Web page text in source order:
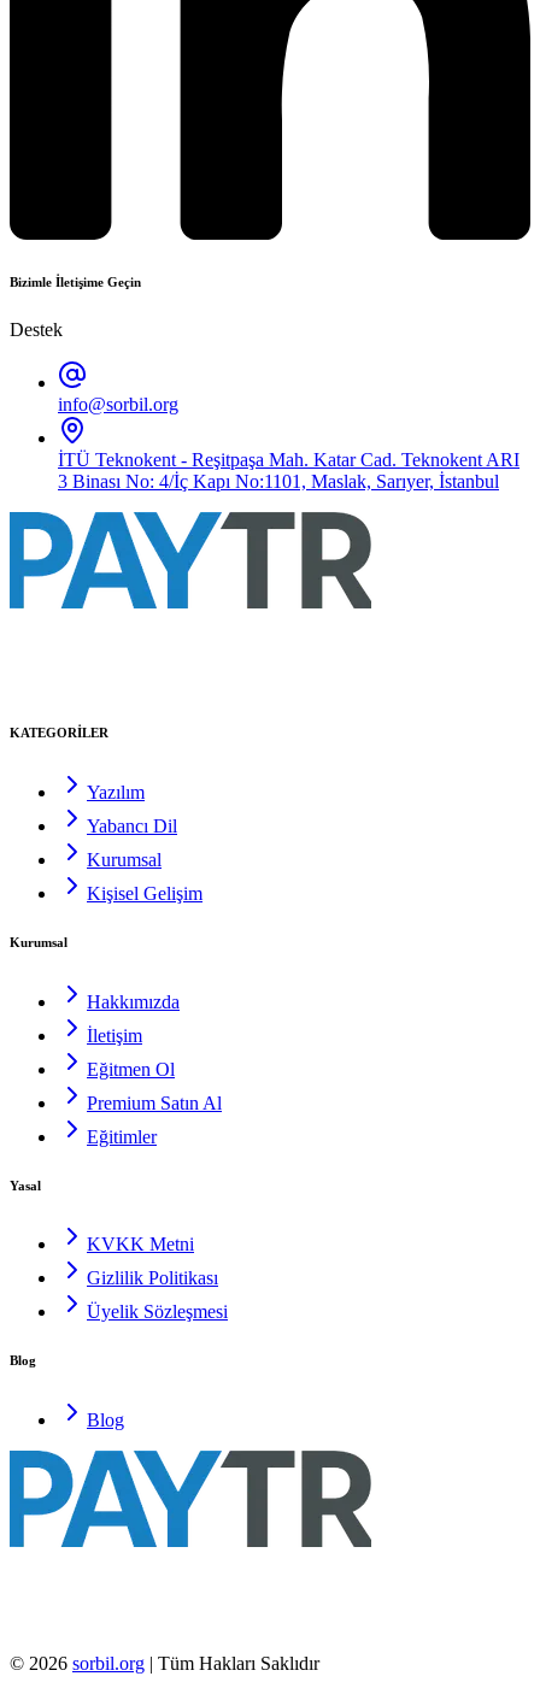
Bizimle İletişime Geçin
Destek
info@sorbil.org
İTÜ Teknokent - Reşitpaşa Mah. Katar Cad. Teknokent ARI
3 Binası No: 4/İç Kapı No:1101, Maslak, Sarıyer, İstanbul
KATEGORİLER
Yazılım
Yabancı Dil
Kurumsal
Kişisel Gelişim
Kurumsal
Hakkımızda
İletişim
Eğitmen Ol
Premium Satın Al
Eğitimler
Yasal
KVKK Metni
Gizlilik Politikası
Üyelik Sözleşmesi
Blog
Blog
© 2026 sorbil.org | Tüm Hakları Saklıdır